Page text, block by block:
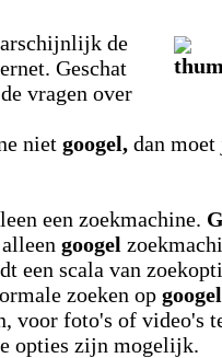
de
Geschat
vragen over
niet googel,dan moet
een zoekmachine.
googel
een scala van
zoeken op
voor foto's of video's
opties zijn mogelijk.